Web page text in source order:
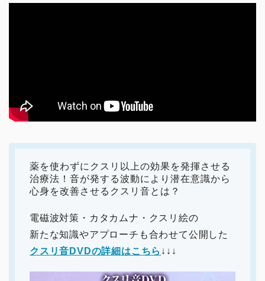
薬を使わずにクスリ以上の効果を発揮させる
治療法！音が発する波動により潜在意識から
心身を改善させるクスリ音とは？
電磁波対策・カタカムナ・クスリ絵の
新たな知識やアプローチも合わせて公開した
クスリ音DVDの詳細はこちら ↓↓↓